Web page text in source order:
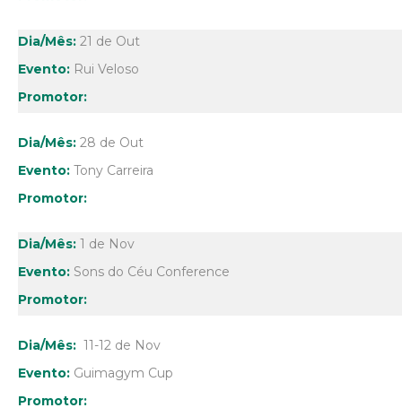
21 de Out
Rui Veloso
28 de Out
Tony Carreira
1 de Nov
Sons do Céu Conference
11-12 de Nov
Guimagym Cup